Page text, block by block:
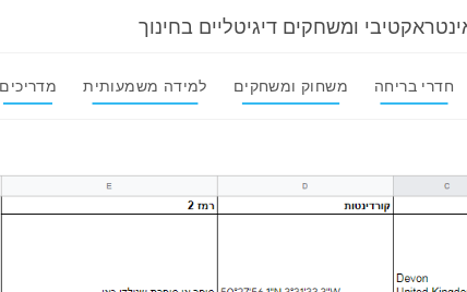
ומשחקים דיגיטליים בחינוך
חדרי בריחה משחוק ומשחקים למידה משמעותית מדריכים